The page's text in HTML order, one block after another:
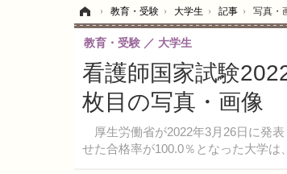
› 教育・受験 › 大学生 › 記事 › 写真・
看護師国家試験
枚目の写真・画像
厚生労働省が2022年3月26日に発
せた合格率が100.0％となった大学は
教育・受験 大学生